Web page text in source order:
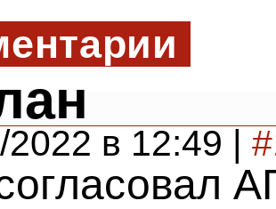
2022 в 12:49 |